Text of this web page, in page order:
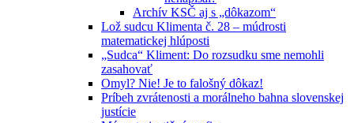
Archív KSČ aj s „dôkazom“
Lož sudcu Klimenta č. 28 – múdrosti
matematickej hlúposti
„Sudca“ Kliment: Do rozsudku sme nemohli
zasahovať
Omyl? Nie! Je to falošný dôkaz!
Príbeh zvrátenosti a morálneho bahna slovenskej
justície